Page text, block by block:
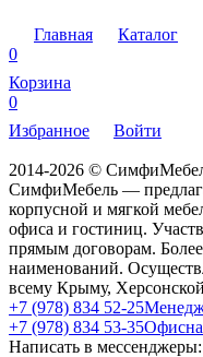
Главная
Каталог
0
Корзина
0
Избранное
Войти
2014-2026 ©
СимфиМебель —
корпусной и мягкой
офиса и гостиниц.
прямым договорам.
наименований.
всему Крыму,
+7 (978) 834 52-25
+7 (978) 834 53-35
Написать в мессенджеры: